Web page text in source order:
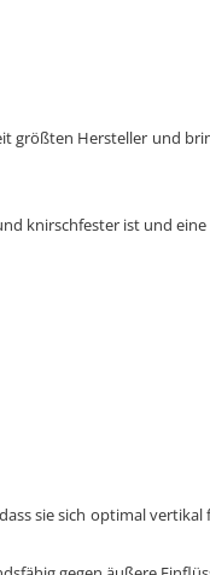
größten Hersteller und
knirschfester ist und
sie sich optimal